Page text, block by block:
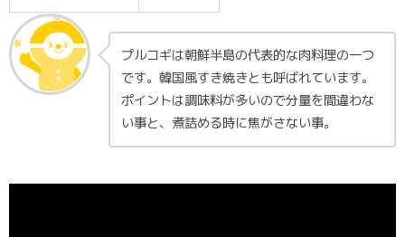
プルコギは朝鮮半島の代表的な肉料理の一つ
です。韓国風すき焼きとも呼ばれています。
ポイントは調味料が多いので分量を間違わな
い事と、煮詰める時に焦がさない事。